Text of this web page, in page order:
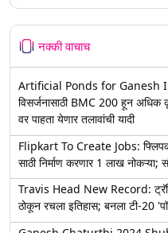
नक्की वाचाच
Artificial Ponds for Ganesh
विसर्जनासाठी BMC 200 हून
वर पाहता येणार तलावांची यादी
Flipkart To Create Jobs:
साठी निर्माण करणार 1 लाख नोकऱ्या;
Travis Head New Record:
ठोकून रचला इतिहास; बनला टी-20